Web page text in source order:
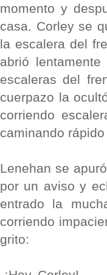
momento y
casa. Corley se
la escalera del
abrió
escaleras del
cuerpazo la
corriendo
caminando
Lenehan se
por un aviso y
entrado la
corriendo
grito: